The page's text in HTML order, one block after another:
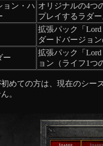
ョン・ハ オリジナルの4つ
プレイするラダー
拡張パック「
ダードバージョン
ー
拡張パック「
ョン（ライフ1つ
めての方は、現在のシー
。